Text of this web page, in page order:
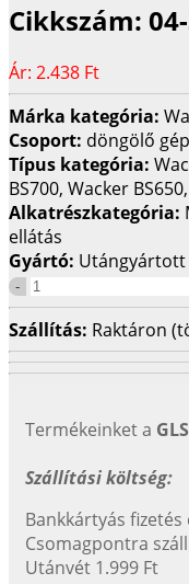
Cikkszám:
Ár: 2.438 Ft
Márka kategória:
Csoport: döngölő
Típus kategória:
BS700, Wacker
Alkatrészkategória:
ellátás
Gyártó:
Szállítás: Raktáron
Termékeinket a
Szállítási költség:
Bankkártyás fizetés
Csomagpontra
Utánvét 1.999 Ft